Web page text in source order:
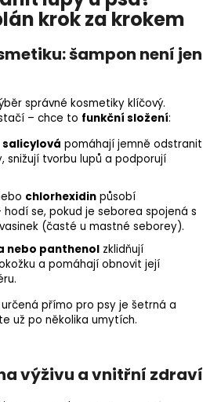
krok za krokem
šampon není jen
správné kosmetiky klíčový.
– chce to funkční složení:
salicylová pomáhají jemně odstranit
snižují tvorbu lupů a podporují
chlorhexidin působí
se, pokud je seborea spojená s
(časté u mastné seborey).
nebo panthenol zklidňují
a pomáhají obnovit její
určená přímo pro psy je šetrná a
už po několika umytích.
výživu a vnitřní zdraví